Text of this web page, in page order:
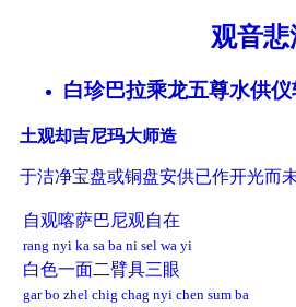
观音
白珍巴拉乘龙五尊水供仪
土观却吉尼玛大师造
于洁净宝盘或铜盘安供已作开光而
自观喀萨巴尼观自在
rang nyi ka sa ba ni sel wa yi
白色一面二臂具三眼
gar bo zhel chig chag nyi chen sum ba